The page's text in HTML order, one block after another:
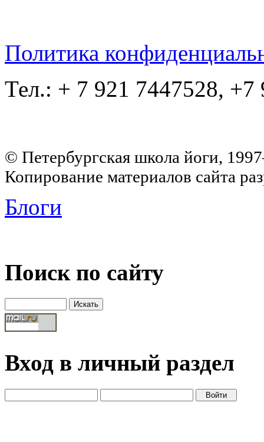
Политика
Тел.: + 7 921 7447528, +7
© Петербургская школа йоги,
Копирование материалов сайта
Блоги
Поиск по сайту
Вход в личный раздел